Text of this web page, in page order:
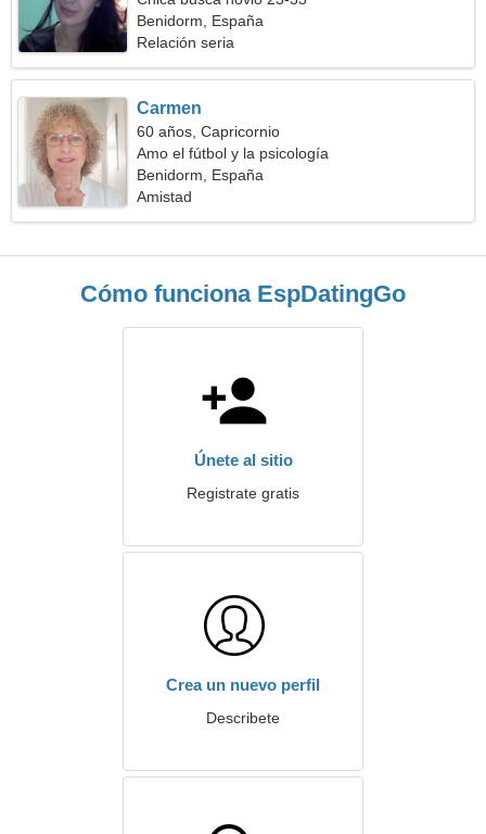
Benidorm, España
Relación seria
Carmen
60 años, Capricornio
Amo el fútbol y la psicología
Benidorm, España
Amistad
Cómo funciona EspDatingGo
Únete al sitio
Registrate gratis
Crea un nuevo perfil
Describete